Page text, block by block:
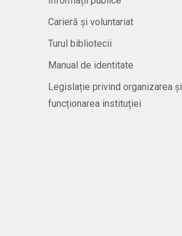
Carieră și voluntariat
Turul bibliotecii
Manual de identitate
Legislație privind organizarea și
funcționarea instituției